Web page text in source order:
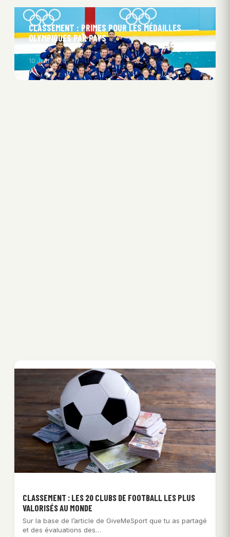
CLASSEMENT : PRIMES POUR LES MÉDAILLES
OLYMPIQUES PAR PAYS
10 Juin 2026
CLASSEMENT : LES 20 CLUBS DE FOOTBALL LES PLUS
VALORISÉS AU MONDE
Sur la base de l’article de GiveMeSport que tu as partagé
et des évaluations des…